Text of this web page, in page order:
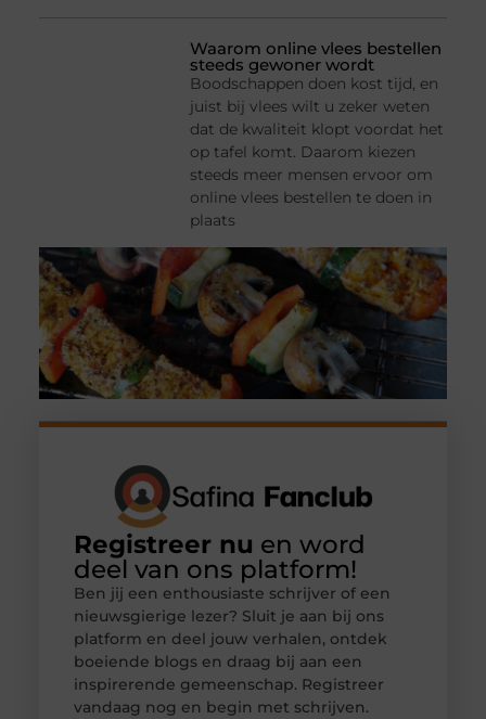
Waarom online vlees bestellen
steeds gewoner wordt
Boodschappen doen kost tijd, en
juist bij vlees wilt u zeker weten
dat de kwaliteit klopt voordat het
op tafel komt. Daarom kiezen
steeds meer mensen ervoor om
online vlees bestellen te doen in
plaats
Registreer nu en word
deel van ons platform!
Ben jij een enthousiaste schrijver of een
nieuwsgierige lezer? Sluit je aan bij ons
platform en deel jouw verhalen, ontdek
boeiende blogs en draag bij aan een
inspirerende gemeenschap. Registreer
vandaag nog en begin met schrijven.